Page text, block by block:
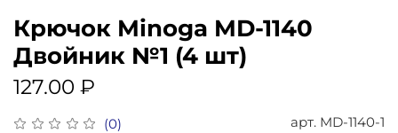
(0) арт. MD-1140-1
Крючок Minoga MD-1140
Двойник №1 (4 шт)
127.00 ₽